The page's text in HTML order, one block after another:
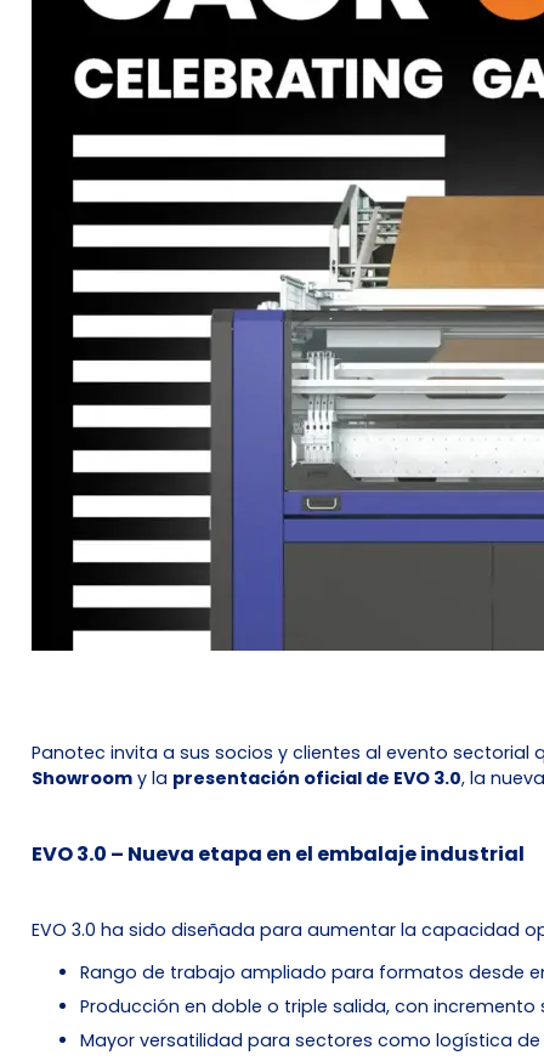
Panotec invita a sus socios y clientes al evento sectorial
Showroomy la presentación oficial de EVO 3.0, la
EVO 3.0 – Nueva etapa en el embalaje industrial
EVO 3.0 ha sido diseñada para aumentar la capacidad
Rango de trabajo ampliado para formatos desde
Producción en doble o triple salida, con
Mayor versatilidad para sectores como logística